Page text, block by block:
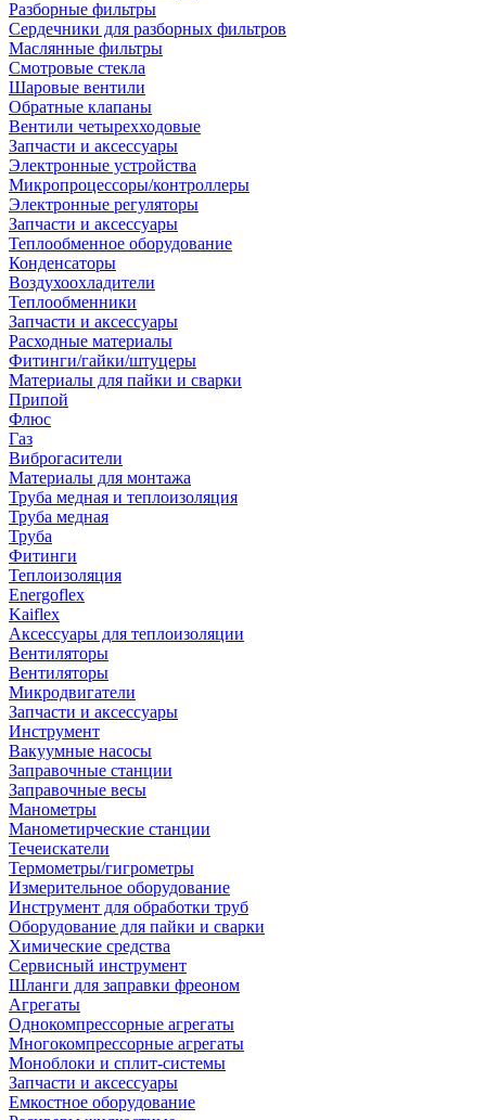
Разборные фильтры
Сердечники для разборных фильтров
Маслянные фильтры
Смотровые стекла
Шаровые вентили
Обратные клапаны
Вентили четырехходовые
Запчасти и аксессуары
Электронные устройства
Микропроцессоры/контроллеры
Электронные регуляторы
Запчасти и аксессуары
Теплообменное оборудование
Конденсаторы
Воздухоохладители
Теплообменники
Запчасти и аксессуары
Расходные материалы
Фитинги/гайки/штуцеры
Материалы для пайки и сварки
Припой
Флюс
Газ
Виброгасители
Материалы для монтажа
Труба медная и теплоизоляция
Труба медная
Труба
Фитинги
Теплоизоляция
Energoflex
Kaiflex
Аксессуары для теплоизоляции
Вентиляторы
Вентиляторы
Микродвигатели
Запчасти и аксессуары
Инструмент
Вакуумные насосы
Заправочные станции
Заправочные весы
Манометры
Манометирческие станции
Течеискатели
Термометры/гигрометры
Измерительное оборудование
Инструмент для обработки труб
Оборудование для пайки и сварки
Химические средства
Сервисный инструмент
Шланги для заправки фреоном
Агрегаты
Однокомпрессорные агрегаты
Многокомпрессорные агрегаты
Моноблоки и сплит-системы
Запчасти и аксессуары
Емкостное оборудование